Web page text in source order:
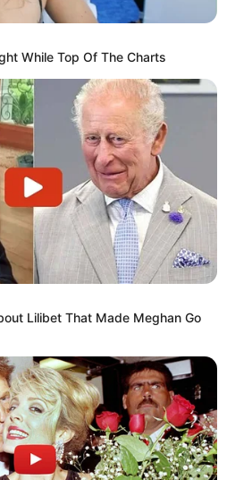
While Top Of The Charts
Lilibet That Made Meghan Go